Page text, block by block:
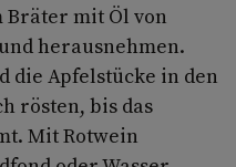
Bräter mit Öl von
herausnehmen.
die Apfelstücke in den
rösten, bis das
Mit Rotwein